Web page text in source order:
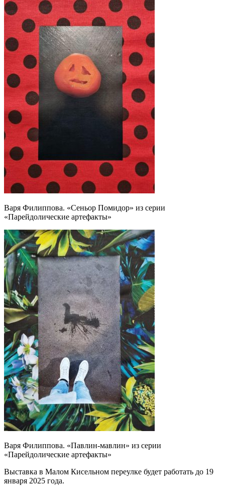
Варя Филиппова. «Сеньор Помидор» из серии
«Парейдолические артефакты»
Варя Филиппова. «Павлин-мавлин» из серии
«Парейдолические артефакты»
Выставка в Малом Кисельном переулке будет работать до 19
января 2025 года.